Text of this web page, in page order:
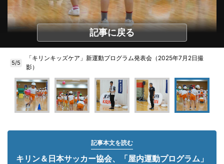
記事に戻る
5/5
「キリンキッズケア」新運動プログラム発表会（2025年7月2日撮
影）
記事本文を読む
キリン＆日本サッカー協会、「屋内運動プログラム」